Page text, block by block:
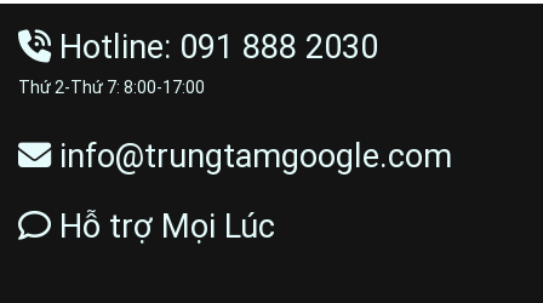
Hotline: 091 888 2030
Thứ 2-Thứ 7: 8:00-17:00
info@trungtamgoogle.com
Hỗ trợ Mọi Lúc